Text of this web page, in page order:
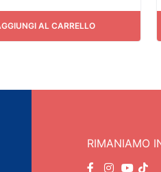
AL CARRELLO
RIMANIAMO